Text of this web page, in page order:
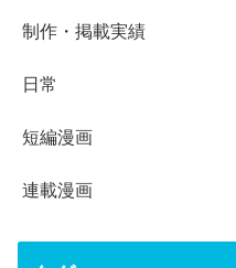
制作・掲載実績
日常
短編漫画
連載漫画